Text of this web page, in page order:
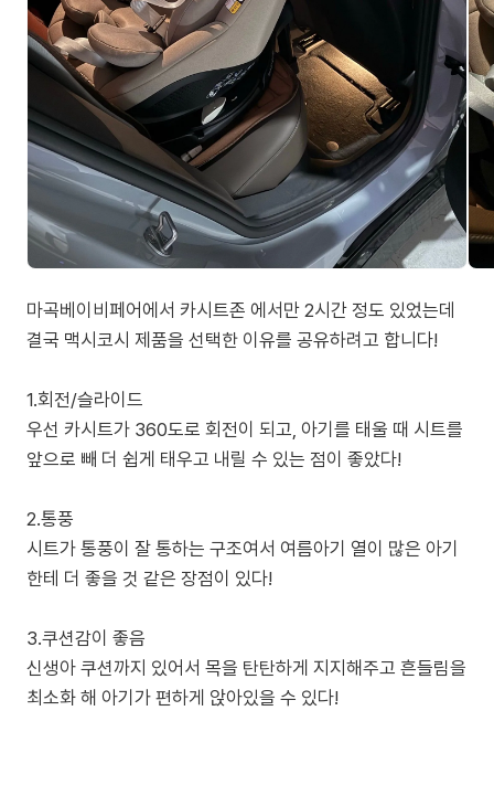
마곡베이비페어에서 카시트존 에서만 2시간 정도 있었는데
결국 맥시코시 제품을 선택한 이유를 공유하려고 합니다!
1.회전/슬라이드
우선 카시트가 360도로 회전이 되고, 아기를 태울 때 시트를
앞으로 빼 더 쉽게 태우고 내릴 수 있는 점이 좋았다!
2.통풍
시트가 통풍이 잘 통하는 구조여서 여름아기 열이 많은 아기
한테 더 좋을 것 같은 장점이 있다!
3.쿠션감이 좋음
신생아 쿠션까지 있어서 목을 탄탄하게 지지해주고 흔들림을
최소화 해 아기가 편하게 앉아있을 수 있다!